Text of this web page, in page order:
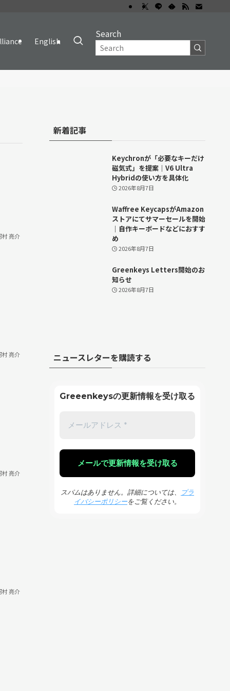
English
Search
村 亮介
村 亮介
村 亮介
村 亮介
新着記事
Keychronが「必要なキーだけ
磁気式」を提案｜V6 Ultra
Hybridの使い方を具体化
2026年8月7日
Waffree KeycapsがAmazon
ストアにてサマーセールを開始
｜自作キーボードなどにおすす
め
2026年8月7日
Greenkeys Letters開始のお
知らせ
2026年8月7日
ニュースレターを購読する
Greeenkeysの更新情報を受け取る
スパムはありません。詳細については、
プラ
イバシーポリシーをご覧ください。